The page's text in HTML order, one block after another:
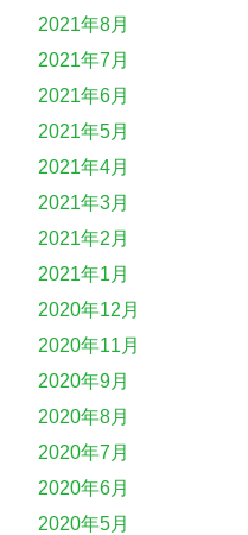
2021年8月
2021年7月
2021年6月
2021年5月
2021年4月
2021年3月
2021年2月
2021年1月
2020年12月
2020年11月
2020年9月
2020年8月
2020年7月
2020年6月
2020年5月